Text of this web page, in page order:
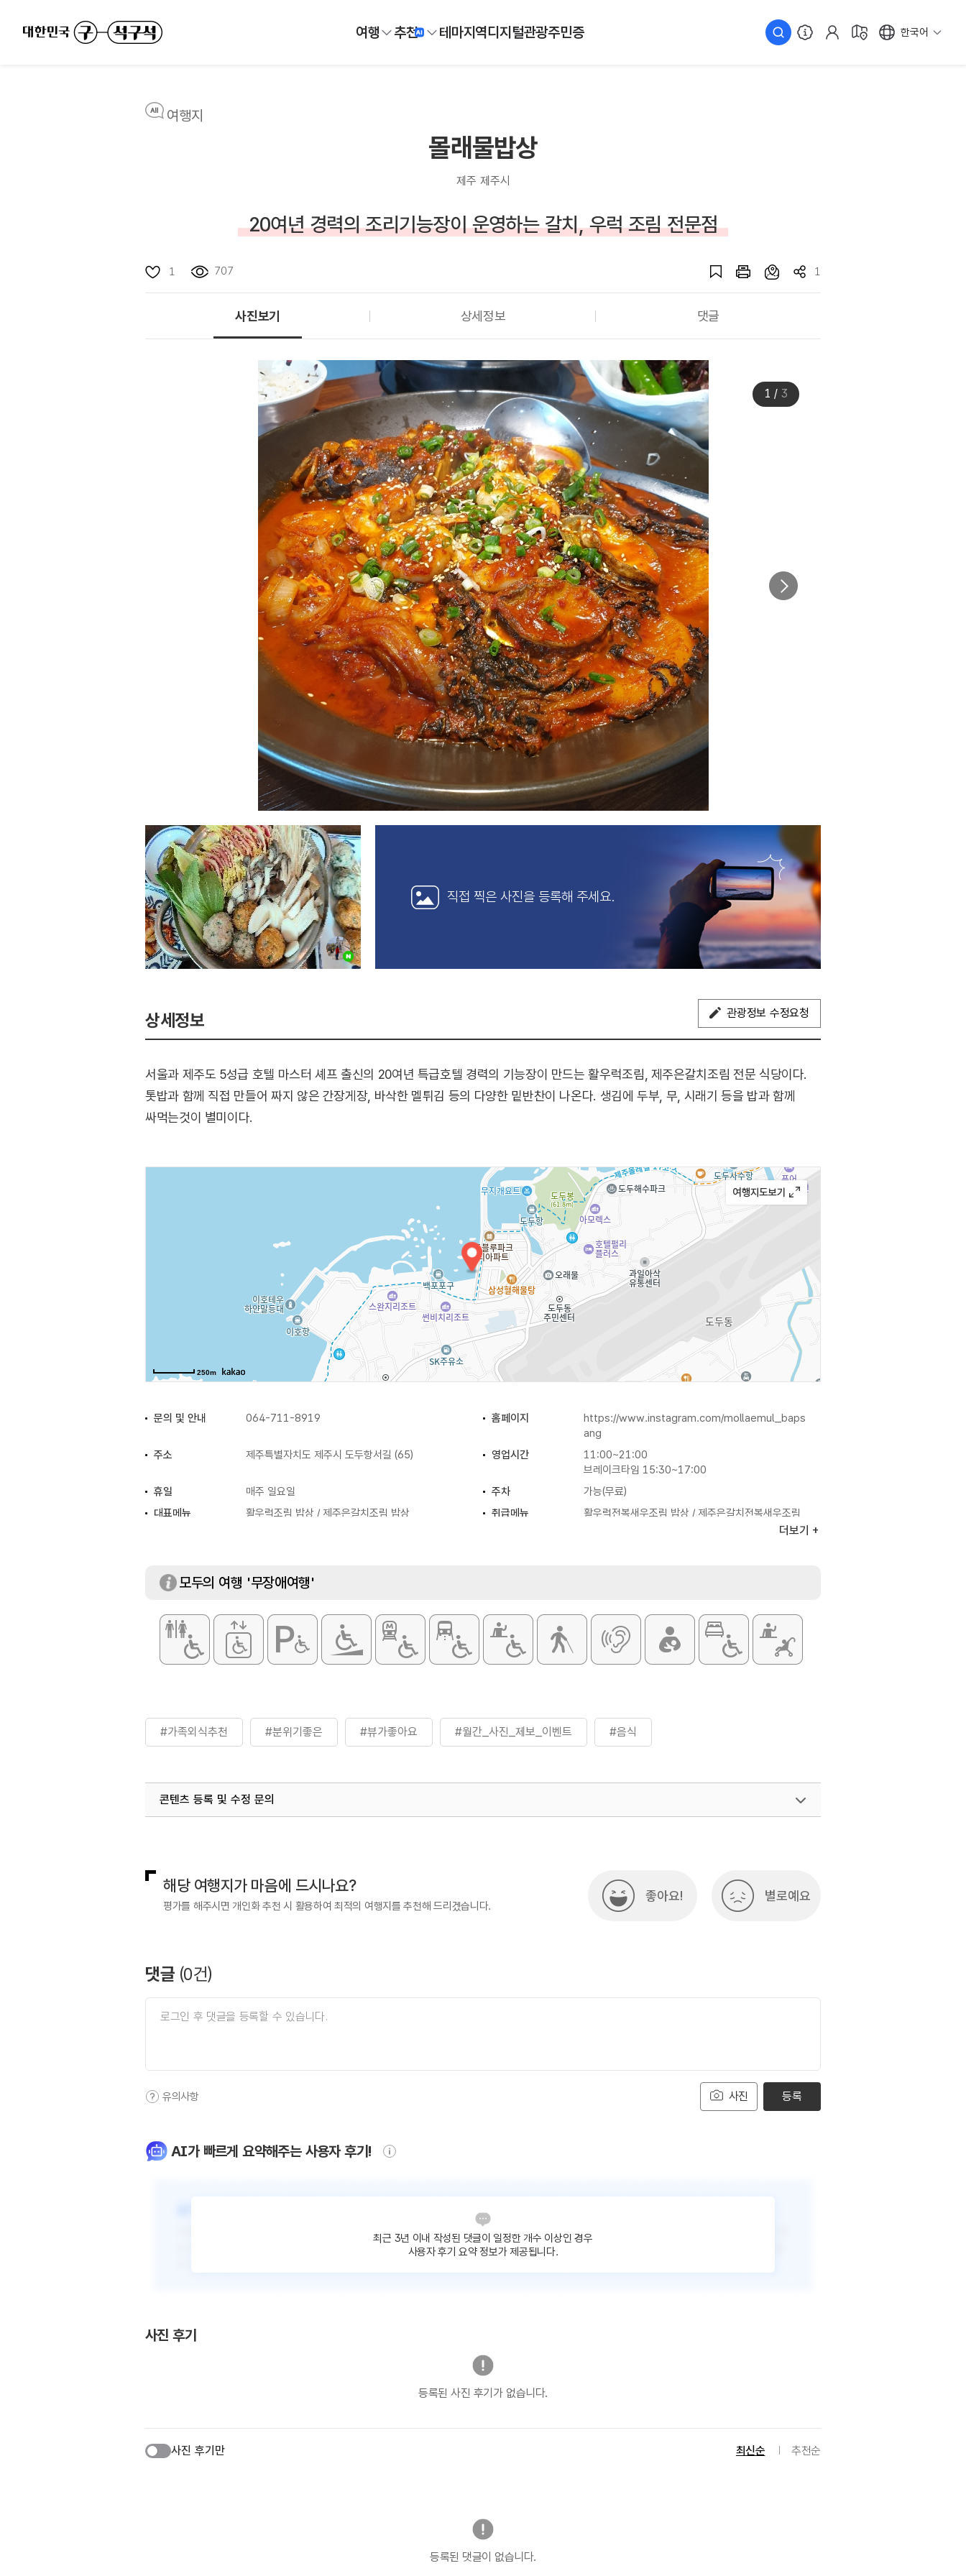
여행 추천 테마지역디지털관광주민증 한국어
여행지
몰래물밥상
제주 제주시
20여년 경력의 조리기능장이 운영하는 갈치, 우럭 조림 전문점
1 707 1
사진보기 상세정보 댓글
1 / 3
직접 찍은 사진을등록해 주세요.
상세정보 관광정보 수정요청
서울과 제주도 5성급 호텔 마스터 셰프 출신의 20여년 특급호텔 경력의 기능장이 만드는 활우럭조림, 제주은갈치조림 전문 식당이다.
톳밥과 함께 직접 만들어 짜지 않은 간장게장, 바삭한 멜튀김 등의 다양한 밑반찬이 나온다. 생김에 두부, 무, 시래기 등을 밥과 함께
싸먹는것이 별미이다.
250m
문의 및 안내 064-711-8919 홈페이지
https://www.instagram.com/mollaemul_baps
ang
주소
제주특별자치도 제주시 도두항서길 (65) 영업시간
11:00~21:00
브레이크타임 15:30~17:00
휴일
매주 일요일 주차
가능(무료)
대표메뉴
활우럭조림 밥상 / 제주은갈치조림 밥상 취급메뉴
활우럭전복새우조림 밥상 / 제주은갈치전복새우조림
밥상 / 활우럭전복새우조림&활우럭탕수 밥상 등더보기
모두의 여행 '무장애여행'
#가족외식추천 #분위기좋은 #뷰가좋아요 #월간_사진_제보_이벤트 #음식
콘텐츠 등록 및 수정 문의
해당 여행지가 마음에 드시나요?
평가를 해주시면 개인화 추천 시 활용하여 최적의 여행지를 추천해 드리겠습니다.
좋아요! 별로예요
댓글 (0건)
사진
유의사항 등록
AI가 빠르게 요약해주는 사용자 후기!
최근 3년 이내 작성된 댓글이 일정한 개수 이상인 경우
사용자 후기 요약 정보가 제공됩니다.
사진 후기
등록된 사진 후기가 없습니다.
사진 후기만 최신순 추천순
등록된 댓글이 없습니다.